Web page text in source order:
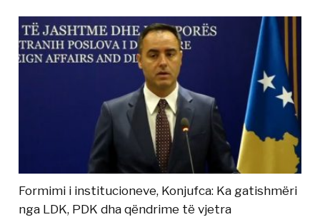
Formimi i institucioneve, Konjufca: Ka gatishmëri
nga LDK, PDK dha qëndrime të vjetra